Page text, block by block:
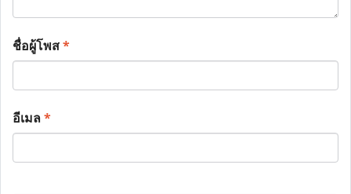
ชื่อผู้โพส*
อีเมล*